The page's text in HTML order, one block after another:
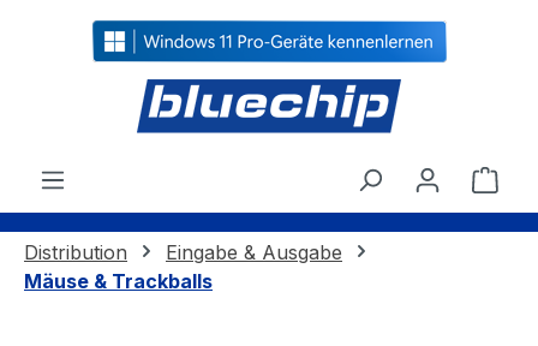
springen
Distribution
Eingabe & Ausgabe
Mäuse & Trackballs